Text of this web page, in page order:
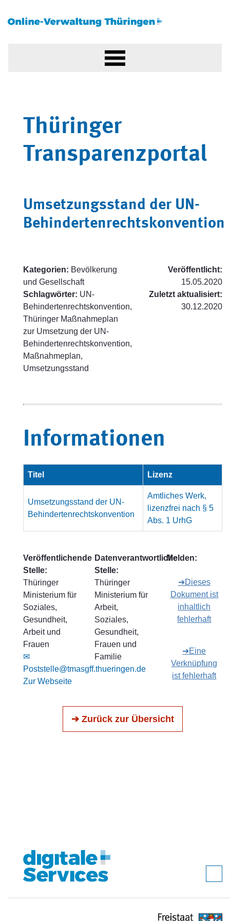
Thüringer
Transparenzportal
Umsetzungsstand der UN-
Behindertenrechtskonvention
Kategorien: Bevölkerung
und Gesellschaft
Schlagwörter: UN-
Behindertenrechtskonvention,
Thüringer Maßnahmeplan
zur Umsetzung der UN-
Behindertenrechtskonvention,
Maßnahmeplan,
Umsetzungsstand
Veröffentlicht:
15.05.2020
Zuletzt aktualisiert:
30.12.2020
Informationen
Titel Lizenz
Umsetzungsstand der UN-
Behindertenrechtskonvention
Amtliches Werk,
lizenzfrei nach § 5
Abs. 1 UrhG
Veröffentlichende
Stelle:
Thüringer
Ministerium für
Soziales,
Gesundheit,
Arbeit und
Frauen
✉
Poststelle@tmasgff.thueringen.de
Zur Webseite
Datenverantwortliche
Stelle:
Thüringer
Ministerium für
Arbeit,
Soziales,
Gesundheit,
Frauen und
Familie
Melden:
➔Dieses
Dokument ist
inhaltlich
fehlerhaft
➔Eine
Verknüpfung
ist fehlerhaft
➔ Zurück zur Übersicht